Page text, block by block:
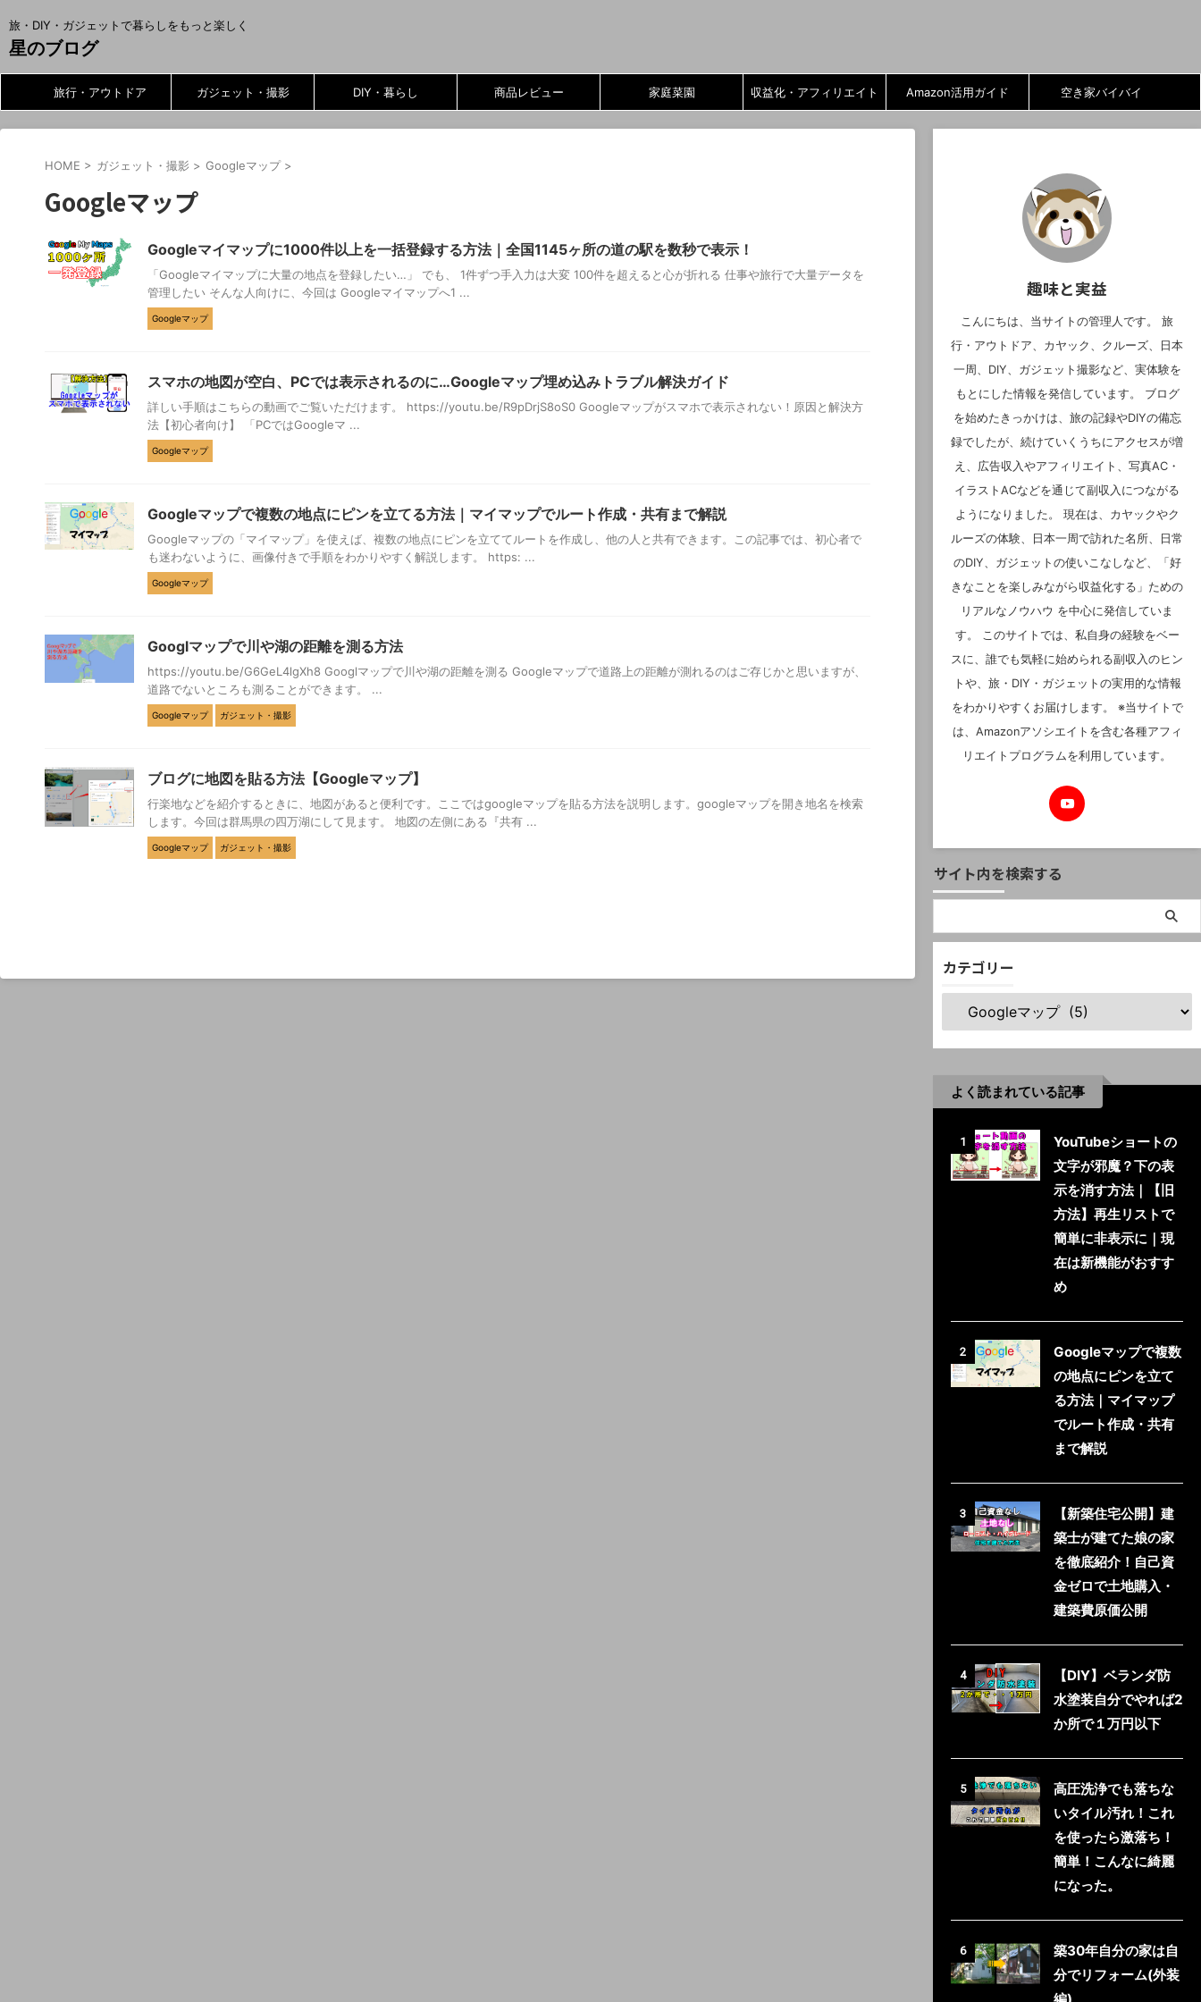
旅・DIY・ガジェットで暮らしをもっと楽しく
星のブログ
旅行・アウトドア ガジェット・撮影 DIY・暮らし 商品レビュー 家庭菜園 収益化・アフィリエイト Amazon活用ガイド 空き家バイバイ
HOME > ガジェット・撮影 > Googleマップ >
Googleマップ
Googleマイマップに1000件以上を一括登録する方法｜全国1145ヶ所の道の駅を数秒で表示！
「Googleマイマップに大量の地点を登録したい…」 でも、 1件ずつ手入力は大変 100件を超えると心が折れる 仕事や旅行で大量データを
管理したい そんな人向けに、今回は Googleマイマップへ1 ...
Googleマップ
スマホの地図が空白、PCでは表示されるのに…Googleマップ埋め込みトラブル解決ガイド
詳しい手順はこちらの動画でご覧いただけます。 https://youtu.be/R9pDrjS8oS0 Googleマップがスマホで表示されない！原因と解決方
法【初心者向け】 「PCではGoogleマ ...
Googleマップ
Googleマップで複数の地点にピンを立てる方法｜マイマップでルート作成・共有まで解説
Googleマップの「マイマップ」を使えば、複数の地点にピンを立ててルートを作成し、他の人と共有できます。この記事では、初心者で
も迷わないように、画像付きで手順をわかりやすく解説します。 https: ...
Googleマップ
Googlマップで川や湖の距離を測る方法
https://youtu.be/G6GeL4lgXh8 Googlマップで川や湖の距離を測る Googleマップで道路上の距離が測れるのはご存じかと思いますが、
道路でないところも測ることができます。 ...
Googleマップ ガジェット・撮影
ブログに地図を貼る方法【Googleマップ】
行楽地などを紹介するときに、地図があると便利です。ここではgoogleマップを貼る方法を説明します。googleマップを開き地名を検索
します。今回は群馬県の四万湖にして見ます。 地図の左側にある『共有 ...
Googleマップ ガジェット・撮影
趣味と実益
こんにちは、当サイトの管理人です。 旅
行・アウトドア、カヤック、クルーズ、日本
一周、DIY、ガジェット撮影など、実体験を
もとにした情報を発信しています。 ブログ
を始めたきっかけは、旅の記録やDIYの備忘
録でしたが、続けていくうちにアクセスが増
え、広告収入やアフィリエイト、写真AC・
イラストACなどを通じて副収入につながる
ようになりました。 現在は、カヤックやク
ルーズの体験、日本一周で訪れた名所、日常
のDIY、ガジェットの使いこなしなど、「好
きなことを楽しみながら収益化する」ための
リアルなノウハウ を中心に発信していま
す。 このサイトでは、私自身の経験をベー
スに、誰でも気軽に始められる副収入のヒン
トや、旅・DIY・ガジェットの実用的な情報
をわかりやすくお届けします。 ※当サイトで
は、Amazonアソシエイトを含む各種アフィ
リエイトプログラムを利用しています。
サイト内を検索する
カテゴリー
よく読まれている記事
1
YouTubeショートの
文字が邪魔？下の表
示を消す方法｜【旧
方法】再生リストで
簡単に非表示に｜現
在は新機能がおすす
め
2
Googleマップで複数
の地点にピンを立て
る方法｜マイマップ
でルート作成・共有
まで解説
3
【新築住宅公開】建
築士が建てた娘の家
を徹底紹介！自己資
金ゼロで土地購入・
建築費原価公開
4
【DIY】ベランダ防
水塗装自分でやれば2
か所で１万円以下
5
高圧洗浄でも落ちな
いタイル汚れ！これ
を使ったら激落ち！
簡単！こんなに綺麗
になった。
6
築30年自分の家は自
分でリフォーム(外装